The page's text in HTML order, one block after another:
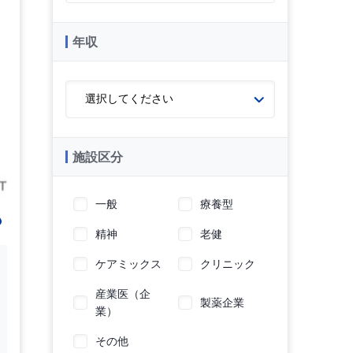
年収
施設区分
一般
療養型
精神
老健
ケアミックス
クリニック
産業医（企
業）
製薬企業
その他